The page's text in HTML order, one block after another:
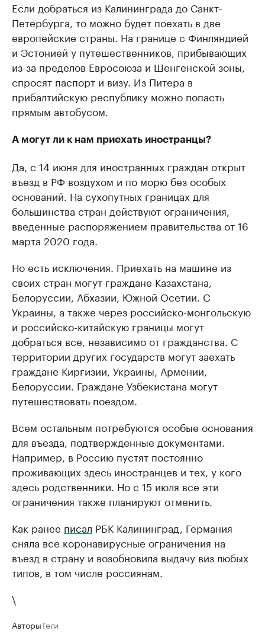
Если добраться из Калининграда до Санкт-
Петербурга, то можно будет поехать в две
европейские страны. На границе с Финляндией
и Эстонией у путешественников, прибывающих
из-за пределов Евросоюза и Шенгенской зоны,
спросят паспорт и визу. Из Питера в
прибалтийскую республику можно попасть
прямым автобусом.
А могут ли к нам приехать иностранцы?
Да, с 14 июня для иностранных граждан открыт
въезд в РФ воздухом и по морю без особых
оснований. На сухопутных границах для
большинства стран действуют ограничения,
введенные распоряжением правительства от 16
марта 2020 года.
Но есть исключения. Приехать на машине из
своих стран могут граждане Казахстана,
Белоруссии, Абхазии, Южной Осетии. С
Украины, а также через российско-монгольскую
и российско-китайскую границы могут
добраться все, независимо от гражданства. С
территории других государств могут заехать
граждане Киргизии, Украины, Армении,
Белоруссии. Граждане Узбекистана могут
путешествовать поездом.
Всем остальным потребуются особые основания
для въезда, подтвержденные документами.
Например, в Россию пустят постоянно
проживающих здесь иностранцев и тех, у кого
здесь родственники. Но с 15 июля все эти
ограничения также планируют отменить.
Как ранее писал РБК Калининград, Германия
сняла все коронавирусные ограничения на
въезд в страну и возобновила выдачу виз любых
типов, в том числе россиянам.
\
АвторыТеги